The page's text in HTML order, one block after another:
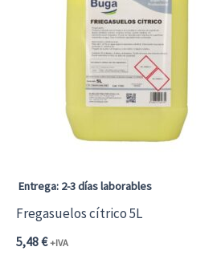
Entrega: 2-3 días laborables
Fregasuelos cítrico 5L
5,48€ +IVA